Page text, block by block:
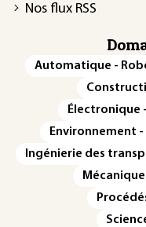
Nos flux RSS
Automatique -
Électronique
Environnement
Ingénierie des
Mécanique